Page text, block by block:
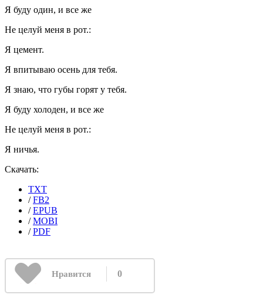
Я буду один, и все же
Не целуй меня в рот.:
Я цемент.
Я впитываю осень для тебя.
Я знаю, что губы горят у тебя.
Я буду холоден, и все же
Не целуй меня в рот.:
Я ничья.
Скачать:
TXT
/FB2
/EPUB
/MOBI
/PDF
Нравится 0